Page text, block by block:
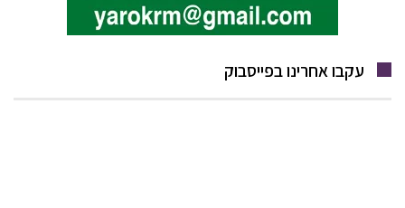
עקבו אחרינו בפייסבוק